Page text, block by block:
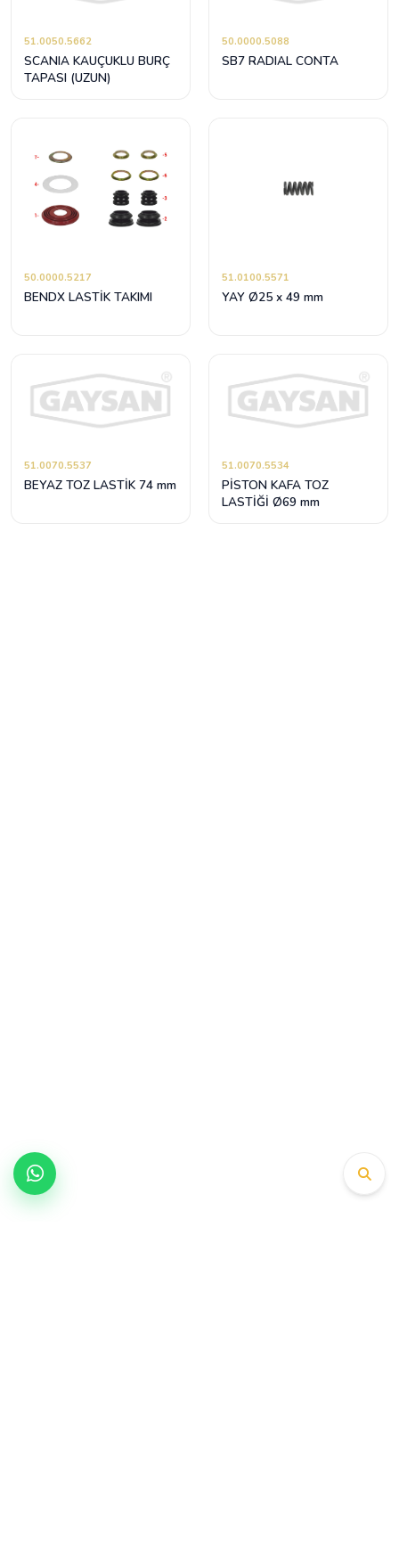
51.0050.5662
SCANIA KAUÇUKLU BURÇ
TAPASI (UZUN)
50.0000.5088
SB7 RADIAL CONTA
50.0000.5217
BENDX LASTİK TAKIMI
51.0100.5571
YAY Ø25 x 49 mm
51.0070.5537
BEYAZ TOZ LASTİK 74 mm
51.0070.5534
PİSTON KAFA TOZ
LASTİĞİ Ø69 mm